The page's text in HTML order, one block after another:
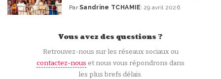
Publié
Par Sandrine TCHAMIE 29 avril 2026
Vous avez des questions ?
Retrouvez-nous sur les réseaux sociaux ou
contactez-nous et nous vous répondrons dans
les plus brefs délais.